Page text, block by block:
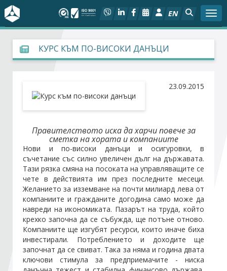
EN
За БСК
На фокус
Актуално
Дейности
Арбитражен съд
Проекти
Членове
Стани член
КУРС КЪМ ПО-ВИСОКИ ДАНЪЦИ
23.09.2015
Правителството иска да харчи повече за
сметка на хората и компаниите
Нови и по-високи данъци и осигуровки, в
съчетание със силно увеличен дълг на държавата.
Тази рязка смяна на посоката на управляващите се
чете в действията им през последните месеци.
Желанието за изземване на почти милиард лева от
компаниите и гражданите догодина само може да
навреди на икономиката. Пазарът на труда, който
крехко започна да се събужда, ще потъне отново.
Компаниите ще изгубят ресурси, които иначе биха
инвестирали. Потреблението и доходите ще
започнат да се свиват. Така за няма и година двата
ключови стимула за предприемачите - ниска